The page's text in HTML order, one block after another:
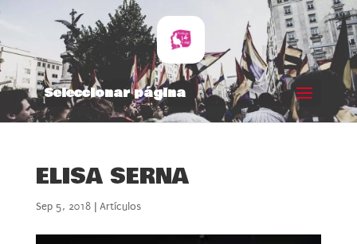
Seleccionar página
ELISA SERNA
Sep 5, 2018| Artículos